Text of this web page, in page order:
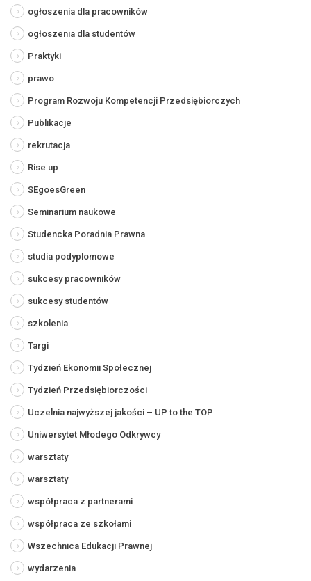
ogłoszenia dla pracowników
ogłoszenia dla studentów
Praktyki
prawo
Program Rozwoju Kompetencji Przedsiębiorczych
Publikacje
rekrutacja
Rise up
SEgoesGreen
Seminarium naukowe
Studencka Poradnia Prawna
studia podyplomowe
sukcesy pracowników
sukcesy studentów
szkolenia
Targi
Tydzień Ekonomii Społecznej
Tydzień Przedsiębiorczości
Uczelnia najwyższej jakości – UP to the TOP
Uniwersytet Młodego Odkrywcy
warsztaty
warsztaty
współpraca z partnerami
współpraca ze szkołami
Wszechnica Edukacji Prawnej
wydarzenia